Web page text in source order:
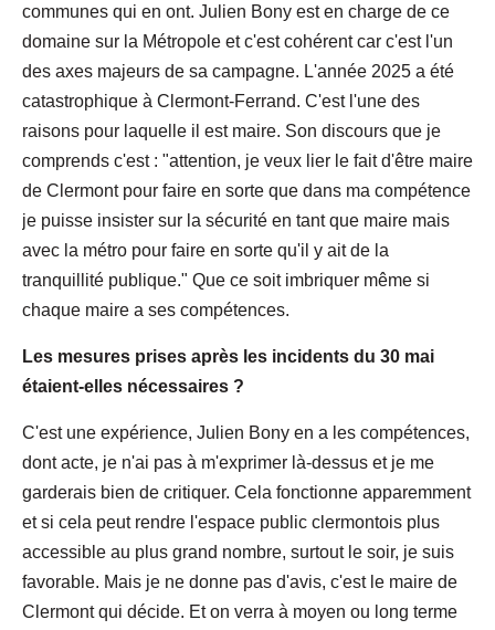
communes qui en ont. Julien Bony est en charge de ce
domaine sur la Métropole et c'est cohérent car c'est l'un
des axes majeurs de sa campagne. L'année 2025 a été
catastrophique à Clermont-Ferrand. C'est l'une des
raisons pour laquelle il est maire. Son discours que je
comprends c'est : "attention, je veux lier le fait d'être maire
de Clermont pour faire en sorte que dans ma compétence
je puisse insister sur la sécurité en tant que maire mais
avec la métro pour faire en sorte qu'il y ait de la
tranquillité publique." Que ce soit imbriquer même si
chaque maire a ses compétences.
Les mesures prises après les incidents du 30 mai
étaient-elles nécessaires ?
C'est une expérience, Julien Bony en a les compétences,
dont acte, je n'ai pas à m'exprimer là-dessus et je me
garderais bien de critiquer. Cela fonctionne apparemment
et si cela peut rendre l'espace public clermontois plus
accessible au plus grand nombre, surtout le soir, je suis
favorable. Mais je ne donne pas d'avis, c'est le maire de
Clermont qui décide. Et on verra à moyen ou long terme